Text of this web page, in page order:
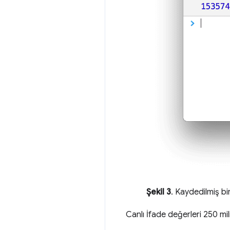
Şekil 3. Kaydedilmiş
Canlı İfade değerleri 250